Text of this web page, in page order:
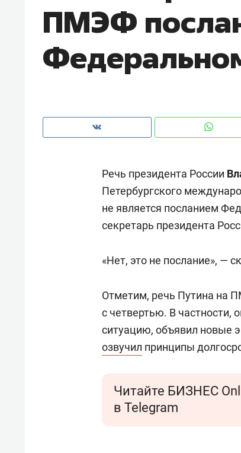
ПМЭФ
Речь президента России
Петербургского
не является посланием
секретарь президента
«Нет, это не послание», —
Отметим, речь Путина на
с четвертью. В частности,
ситуацию, объявил новые
озвучил принципы
Читайте БИЗНЕС
в Telegram
рынки, почему надо знать
чем интересен Оман?
Как ГК «МИР ГРУПП» и ВТБ
комфорта под Казанью